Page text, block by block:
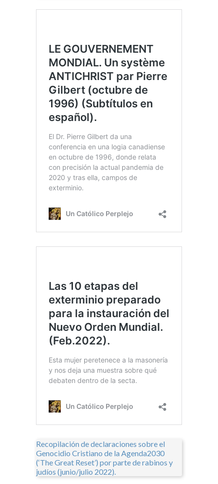
Recopilación de declaraciones sobre el
Genocidio Cristiano de la Agenda2030
(‘The Great Reset’) por parte de rabinos y
judíos (junio/julio 2022).